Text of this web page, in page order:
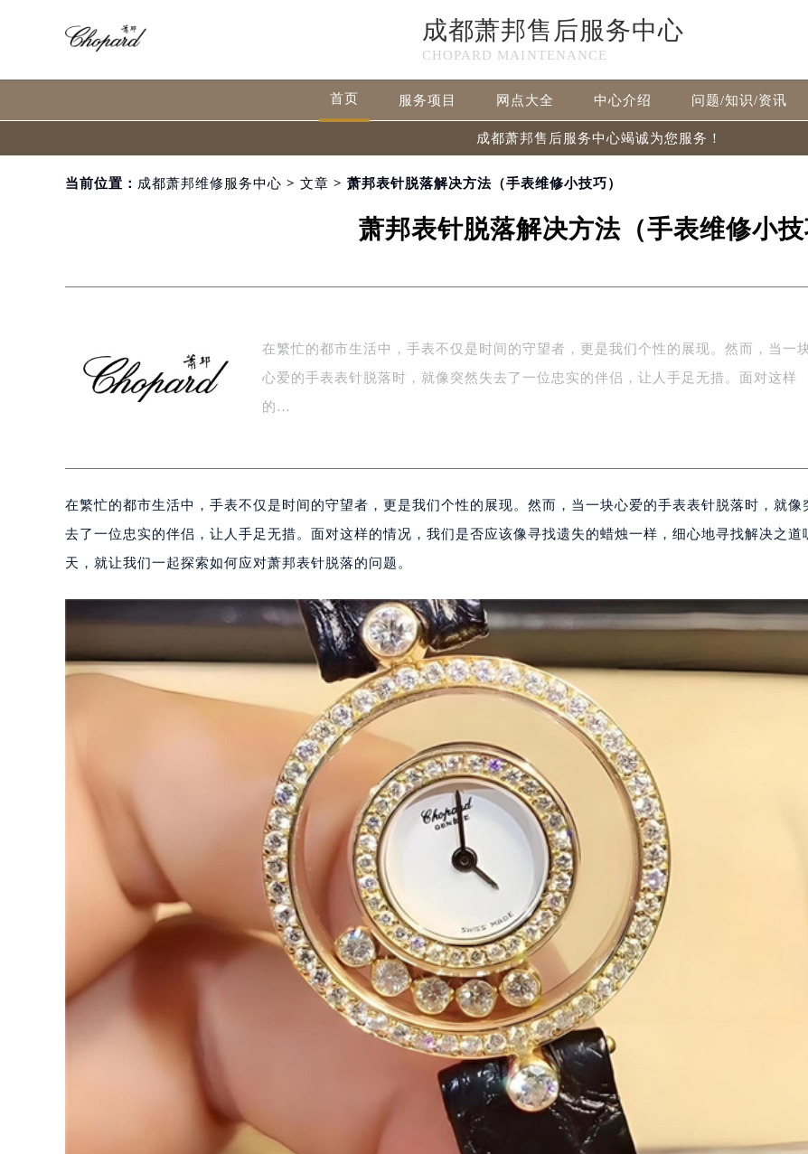
成都萧邦售后服务中心
CHOPARD MAINTENANCE
首页 服务项目 网点大全 中心介绍 问题/知识/资讯
成都萧邦售后服务中心竭诚为您服务！
当前位置： 成都萧邦维修服务中心 > 文章 > 萧邦表针脱落解决方法（手表维修小技巧）
萧邦表针脱落解决方法（手表维修小技
在繁忙的都市生活中，手表不仅是时间的守望者，更是我们个性的展现。然而，当一
心爱的手表表针脱落时，就像突然失去了一位忠实的伴侣，让人手足无措。面对这样
的…
在繁忙的都市生活中，手表不仅是时间的守望者，更是我们个性的展现。然而，当一块心爱的手表表针脱落时，就像
去了一位忠实的伴侣，让人手足无措。面对这样的情况，我们是否应该像寻找遗失的蜡烛一样，细心地寻找解决之道
天，就让我们一起探索如何应对萧邦表针脱落的问题。